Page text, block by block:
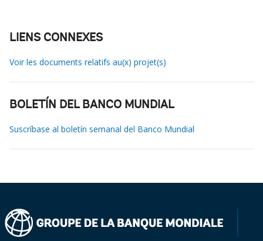
LIENS CONNEXES
Voir les documents relatifs au(x) projet(s)
BOLETÍN DEL BANCO MUNDIAL
Suscríbase al boletín semanal del Banco Mundial